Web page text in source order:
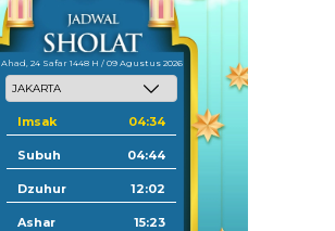
Ahad, 24 Safar 1448 H / 09 Agustus 2026
Imsak 04:34
Subuh 04:44
Dzuhur 12:02
Ashar 15:23